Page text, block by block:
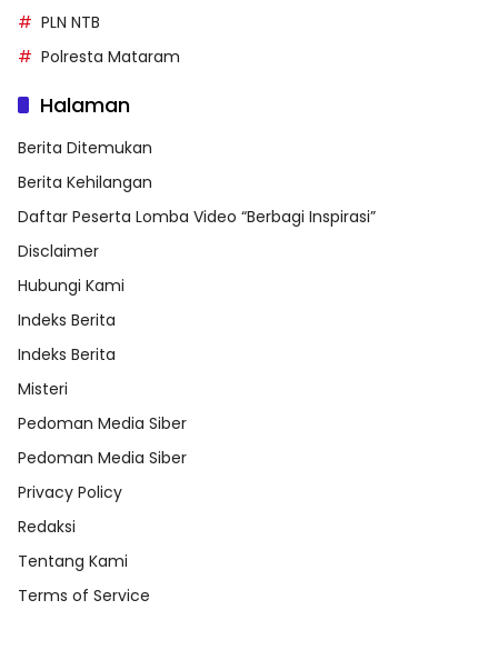
PLN NTB
Polresta Mataram
Halaman
Berita Ditemukan
Berita Kehilangan
Daftar Peserta Lomba Video “Berbagi Inspirasi”
Disclaimer
Hubungi Kami
Indeks Berita
Indeks Berita
Misteri
Pedoman Media Siber
Pedoman Media Siber
Privacy Policy
Redaksi
Tentang Kami
Terms of Service